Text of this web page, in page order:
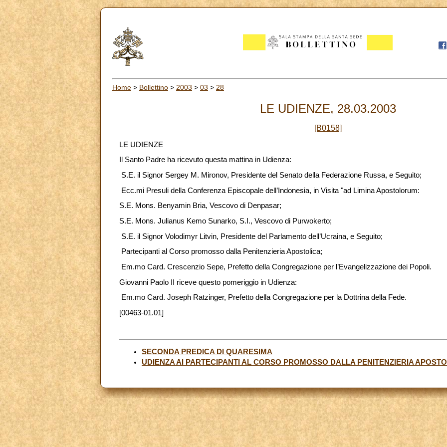
Home > Bollettino > 2003 > 03 > 28
LE UDIENZE, 28.03.2003
[B0158]
LE UDIENZE
Il Santo Padre ha ricevuto questa mattina in Udienza:
S.E. il Signor Sergey M. Mironov, Presidente del Senato della Federazione Russa, e Seguito;
Ecc.mi Presuli della Conferenza Episcopale dell’Indonesia, in Visita "ad Limina Apostolorum:
S.E. Mons. Benyamin Bria, Vescovo di Denpasar;
S.E. Mons. Julianus Kemo Sunarko, S.I., Vescovo di Purwokerto;
S.E. il Signor Volodimyr Litvin, Presidente del Parlamento dell’Ucraina, e Seguito;
Partecipanti al Corso promosso dalla Penitenzieria Apostolica;
Em.mo Card. Crescenzio Sepe, Prefetto della Congregazione per l’Evangelizzazione dei Popoli.
Giovanni Paolo II riceve questo pomeriggio in Udienza:
Em.mo Card. Joseph Ratzinger, Prefetto della Congregazione per la Dottrina della Fede.
[00463-01.01]
SECONDA PREDICA DI QUARESIMA
UDIENZA AI PARTECIPANTI AL CORSO PROMOSSO DALLA PENITENZIERIA